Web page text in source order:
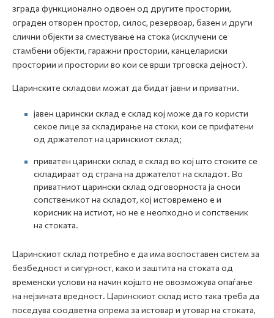
зграда функционално одвоен од другите простории,
ограден отворен простор, силос, резервоар, базен и други
слични објекти за сместување на стока (исклучени се
стамбени објекти, гаражни простории, канцелариски
простории и простории во кои се врши трговска дејност).
Царинските складови можат да бидат јавни и приватни.
јавен царински склад е склад кој може да го користи
секое лице за складирање на стоки, кои се прифатени
од држателот на царинскиот склад;
приватен царински склад е склад во кој што стоките се
складираат од страна на држателот на складот. Во
приватниот царински склад одговорноста ја сноси
сопственикот на складот, кој истовремено е и
корисник на истиот, но не е неопходно и сопственик
на стоката.
Царинскиот склад потребно е да има воспоставен систем за
безбедност и сигурност, како и заштита на стоката од
временски услови на начин којшто не овозможува опаѓање
на нејзината вредност. Царинскиот склад исто така треба да
поседува соодветна опрема за истовар и утовар на стоката,